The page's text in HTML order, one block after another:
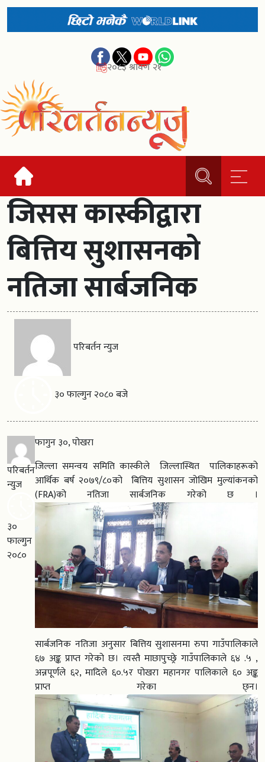
२०८३ श्रावण २१
जिसस कास्कीद्वारा
बित्तिय सुशासनको
नतिजा सार्बजनिक
परिबर्तन न्युज
३० फाल्गुन २०८० बजे
परिबर्तन
न्युज
३०
फाल्गुन
२०८०
फागुन ३०, पोखरा
जिल्ला समन्वय समिति कास्कीले जिल्लास्थित पालिकाहरूको
आर्थिक बर्ष २०७९/८०को बित्तिय सुशासन जोखिम मुल्यांकनको
(FRA)को नतिजा सार्बजनिक गरेको छ ।
सार्बजनिक नतिजा अनुसार बित्तिय सुशासनमा रुपा गाउँपालिकाले
६७ अङ्क प्राप्त गरेको छ। त्यस्तै माछापुच्छ्रे गाउँपालिकाले ६४ .५ ,
अन्नपूर्णले ६२, मादिले ६०.५र पोखरा महानगर पालिकाले ६० अङ्क
प्राप्त गरेका छ्न।